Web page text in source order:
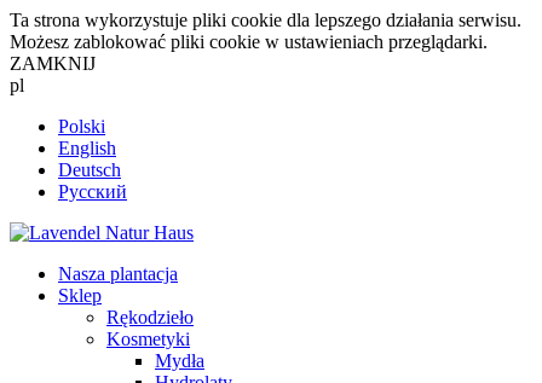
Ta strona wykorzystuje pliki cookie dla lepszego działania serwisu.
Możesz zablokować pliki cookie w ustawieniach przeglądarki.
ZAMKNIJ
pl
Polski
English
Deutsch
Русский
Nasza plantacja
Sklep
Rękodzieło
Kosmetyki
Mydła